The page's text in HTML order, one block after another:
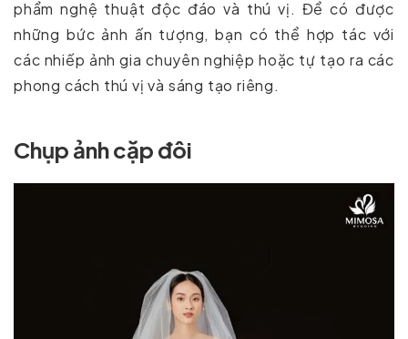
phẩm nghệ thuật độc đáo và thú vị. Để có được
những bức ảnh ấn tượng, bạn có thể hợp tác với
các nhiếp ảnh gia chuyên nghiệp hoặc tự tạo ra các
phong cách thú vị và sáng tạo riêng.
Chụp ảnh cặp đôi